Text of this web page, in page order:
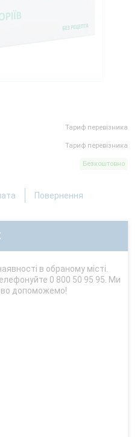
Тариф перевізника
Тариф перевізника
Безкоштовно
Повернення
в обраному місті.
0 800 50 95 95. Ми
допоможемо!